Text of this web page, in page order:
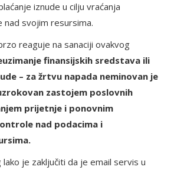
iznude u cilju vraćanja
nad svojim resursima.
reaguje na sanaciji ovakvog
finansijskih sredstava ili
– za žrtvu napada neminovan je
zastojem poslovnih
prijetnje i ponovnim
nad podacima i
je zaključiti da je email servis u